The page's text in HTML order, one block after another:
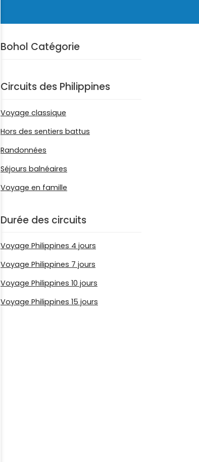
Bohol Catégorie
Circuits des Philippines
Voyage classique
Hors des sentiers battus
Randonnées
Séjours balnéaires
Voyage en famille
Durée des circuits
Voyage Philippines 4 jours
Voyage Philippines 7 jours
Voyage Philippines 10 jours
Voyage Philippines 15 jours